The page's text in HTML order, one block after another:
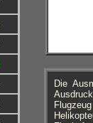
Die